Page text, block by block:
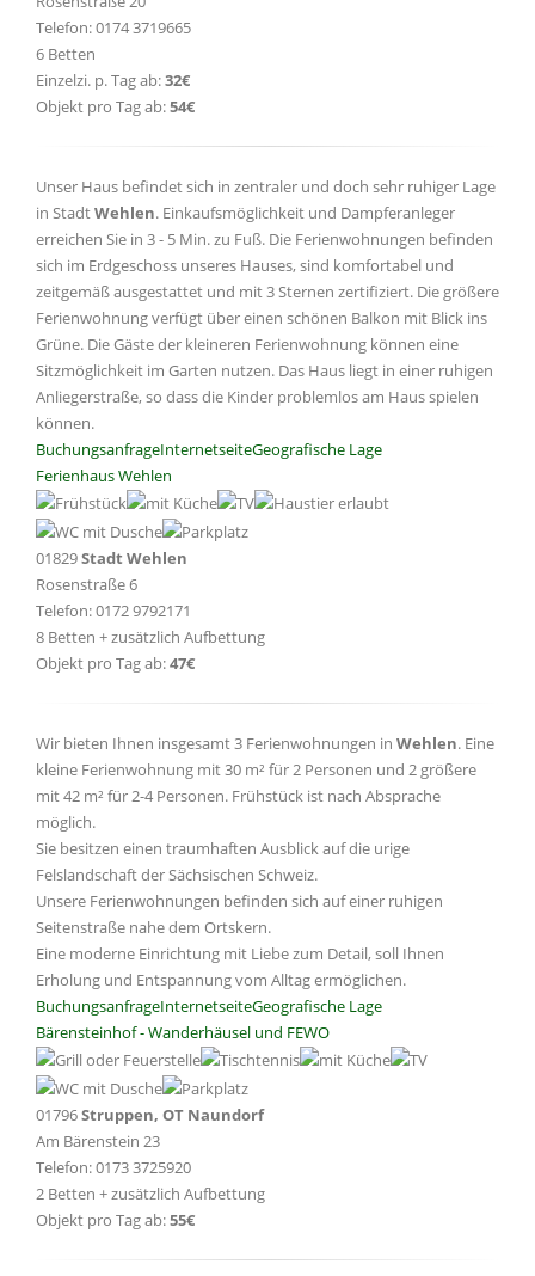
Telefon: 0174 3719665
6 Betten
Einzelzi. p. Tag ab:32€
Objekt pro Tag ab:54€
Unser Haus befindet sich in zentraler und doch sehr ruhiger Lage
in StadtWehlen. Einkaufsmöglichkeit und Dampferanleger
erreichen Sie in 3 - 5 Min. zu Fuß. Die Ferienwohnungen befinden
sich im Erdgeschoss unseres Hauses, sind komfortabel und
zeitgemäß ausgestattet und mit 3 Sternen zertifiziert. Die größere
Ferienwohnung verfügt über einen schönen Balkon mit Blick ins
Grüne. Die Gäste der kleineren Ferienwohnung können eine
Sitzmöglichkeit im Garten nutzen. Das Haus liegt in einer ruhigen
Anliegerstraße, so dass die Kinder problemlos am Haus spielen
können.
BuchungsanfrageInternetseiteGeografische Lage
Ferienhaus Wehlen
01829Stadt Wehlen
Rosenstraße 6
Telefon: 0172 9792171
8 Betten + zusätzlich Aufbettung
Objekt pro Tag ab:47€
Wir bieten Ihnen insgesamt 3 Ferienwohnungen in Wehlen. Eine
kleine Ferienwohnung mit 30 m² für 2 Personen und 2 größere
mit 42 m² für 2-4 Personen. Frühstück ist nach Absprache
möglich.
Sie besitzen einen traumhaften Ausblick auf die urige
Felslandschaft der Sächsischen Schweiz.
Unsere Ferienwohnungen befinden sich auf einer ruhigen
Seitenstraße nahe dem Ortskern.
Eine moderne Einrichtung mit Liebe zum Detail, soll Ihnen
Erholung und Entspannung vom Alltag ermöglichen.
BuchungsanfrageInternetseiteGeografische Lage
Bärensteinhof - Wanderhäusel und FEWO
01796Struppen, OT Naundorf
Am Bärenstein 23
Telefon: 0173 3725920
2 Betten + zusätzlich Aufbettung
Objekt pro Tag ab:55€